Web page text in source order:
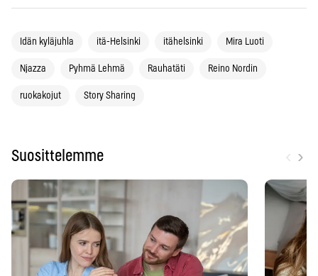
Idän kyläjuhla itä-Helsinki itähelsinki Mira Luoti
Njazza Pyhmä Lehmä Rauhatäti Reino Nordin
ruokakojut Story Sharing
Suosittelemme ›